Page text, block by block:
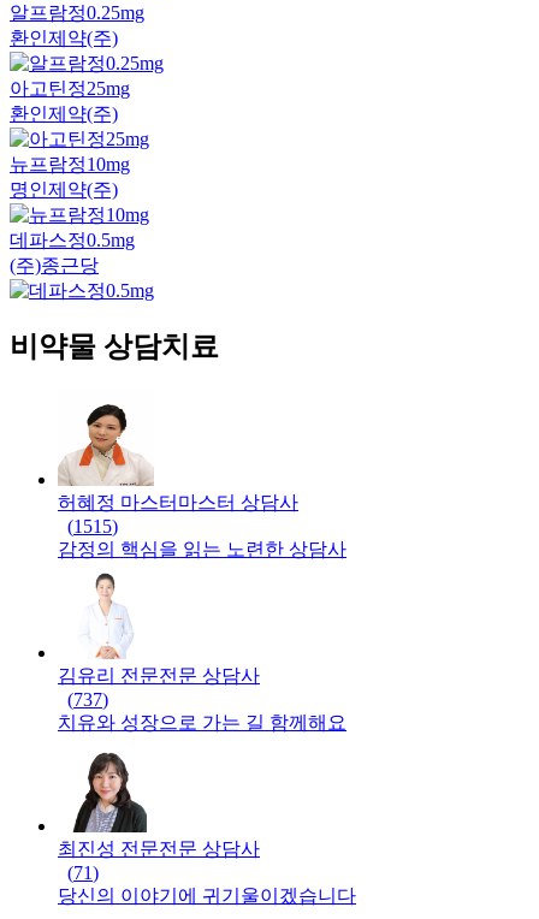
알프람정0.25mg
환인제약(주)
아고틴정25mg
환인제약(주)
뉴프람정10mg
명인제약(주)
데파스정0.5mg
(주)종근당
비약물 상담치료
허혜정 마스터 마스터 상담사
(1515)
감정의 핵심을 읽는 노련한 상담사
김유리 전문전문 상담사
(737)
치유와 성장으로 가는 길 함께해요
최진성 전문전문 상담사
(71)
당신의 이야기에 귀기울이겠습니다